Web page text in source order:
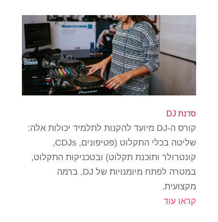
סדנת DJ
קורס ה-DJ מיועד להקנות לתלמיד יכולות אלה:
שליטה בכלי התקלוט (פטיפונים, CDJs,
קונטרולר ותוכנת תקלוט) ובטכניקות התקלוט,
במטרה לפתח מיומנויות של DJ, ברמה
מקצועית.
קראו עוד